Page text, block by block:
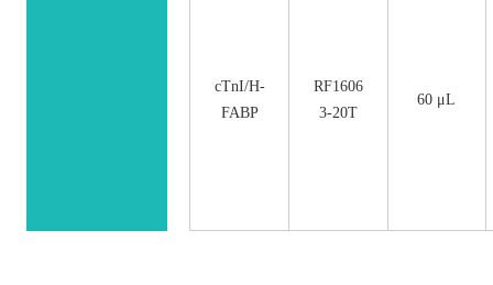
cTnI/H-
FABP
RF1606
3-20T
60 μL